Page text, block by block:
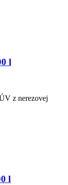
l
z nerezovej
l